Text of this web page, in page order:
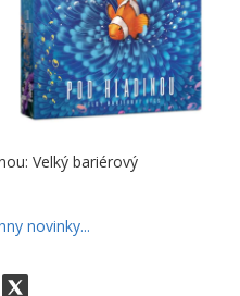
Velký bariérový
novinky...